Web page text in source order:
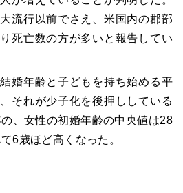
流行以前でさえ、米国内の郡部
死亡数の方が多いと報告してい
婚年齢と子どもを持ち始める平
それが少子化を後押ししている
、女性の初婚年齢の中央値は28
6歳ほど高くなった。